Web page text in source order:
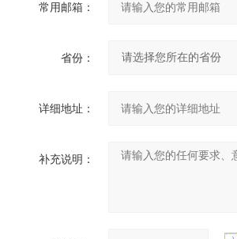
常用邮箱：
省份：
详细地址：
补充说明：